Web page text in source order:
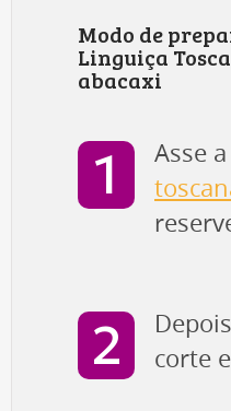
Modo de
Linguiça
abacaxi
Asse a
corte